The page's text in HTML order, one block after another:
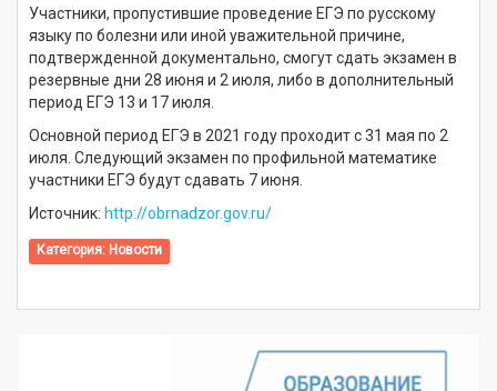
Участники, пропустившие проведение ЕГЭ по русскому
языку по болезни или иной уважительной причине,
подтвержденной документально, смогут сдать экзамен в
резервные дни 28 июня и 2 июля, либо в дополнительный
период ЕГЭ 13 и 17 июля.
Основной период ЕГЭ в 2021 году проходит с 31 мая по 2
июля. Следующий экзамен по профильной математике
участники ЕГЭ будут сдавать 7 июня.
Источник: http://obrnadzor.gov.ru/
Категория: Новости